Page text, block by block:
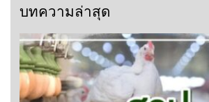
บทความล่าสุด